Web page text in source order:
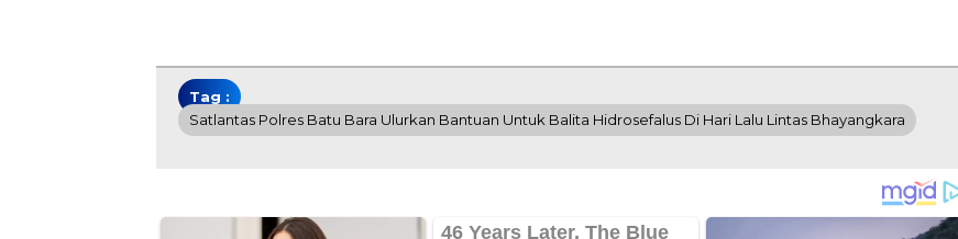
Tag :
Satlantas Polres Batu Bara Ulurkan Bantuan Untuk Balita Hidrosefalus Di Hari Lalu Lintas Bhayangkara